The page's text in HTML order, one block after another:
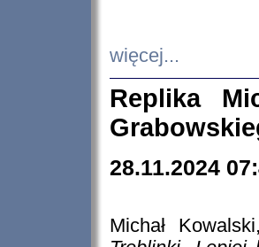
więcej...
Replika
28.11.2024
Michał